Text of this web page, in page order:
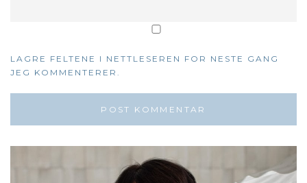
LAGRE FELTENE I NETTLESEREN FOR NESTE GANG
JEG KOMMENTERER.